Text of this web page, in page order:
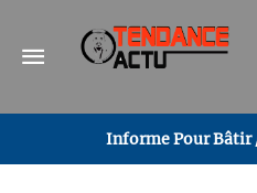
Informe Pour